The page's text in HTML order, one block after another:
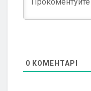
0 КОМЕНТАРІ